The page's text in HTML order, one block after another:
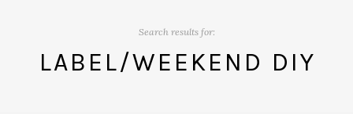
Search results for:
LABEL/WEEKEND DIY